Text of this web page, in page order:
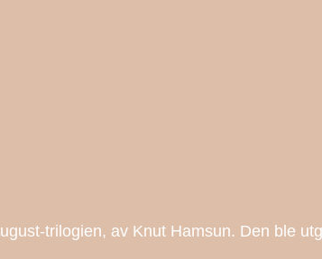
trilogien, av Knut Hamsun. Den ble